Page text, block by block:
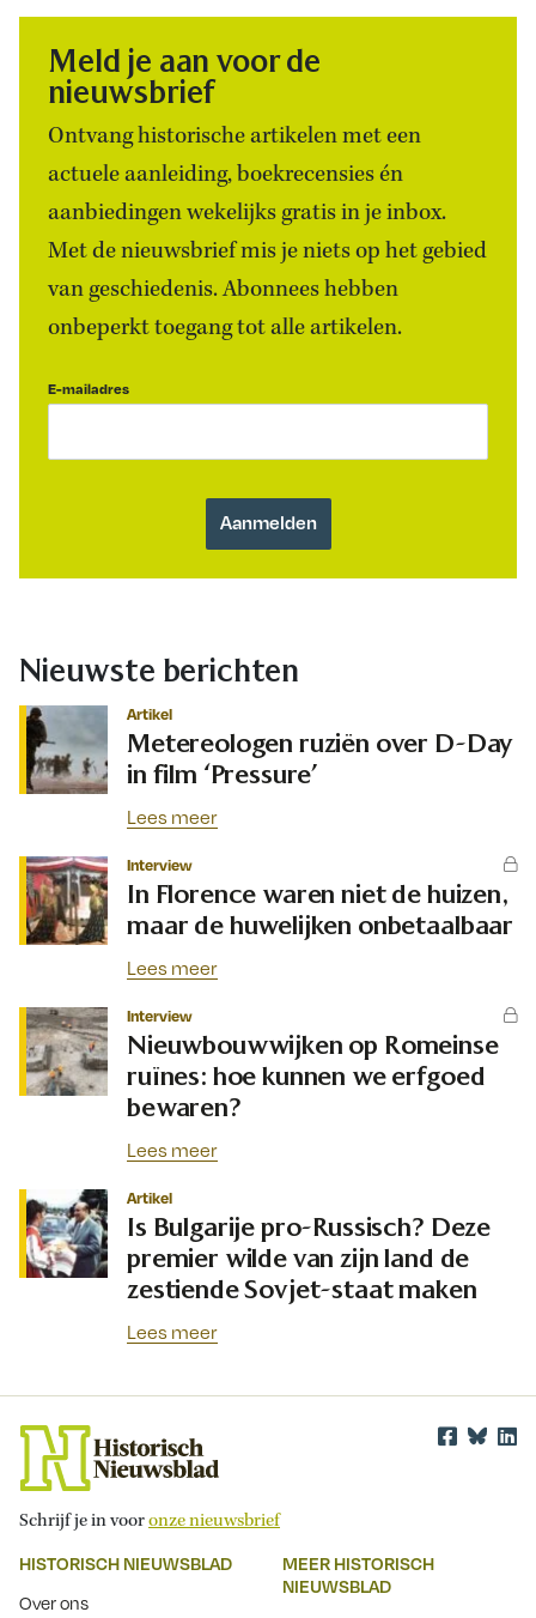
Meld je aan voor de
nieuwsbrief
Ontvang historische artikelen met een
actuele aanleiding, boekrecensies én
aanbiedingen wekelijks gratis in je inbox.
Met de nieuwsbrief mis je niets op het gebied
van geschiedenis. Abonnees hebben
onbeperkt toegang tot alle artikelen.
E-mailadres
Nieuwste berichten
Artikel
Metereologen ruziën over D-Day
in film ‘Pressure’
Lees meer
Interview
In Florence waren niet de huizen,
maar de huwelijken onbetaalbaar
Lees meer
Interview
Nieuwbouwwijken op Romeinse
ruïnes: hoe kunnen we erfgoed
bewaren?
Lees meer
Artikel
Is Bulgarije pro-Russisch? Deze
premier wilde van zijn land de
zestiende Sovjet-staat maken
Lees meer
Schrijf je in vooronze nieuwsbrief
HISTORISCH NIEUWSBLAD
Over ons
MEER HISTORISCH
NIEUWSBLAD